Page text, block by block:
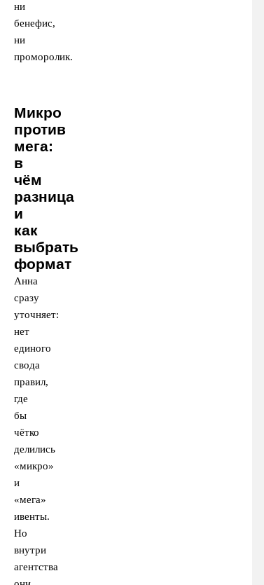
ни
бенефис,
ни
проморолик.
Микро
против
мега:
в
чём
разница
и
как
выбрать
формат
Анна
сразу
уточняет:
нет
единого
свода
правил,
где
бы
чётко
делились
«микро»
и
«мега»
ивенты.
Но
внутри
агентства